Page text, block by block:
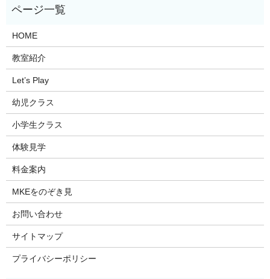
HOME
教室紹介
Let’s Play
幼児クラス
小学生クラス
体験見学
料金案内
MKEをのぞき見
お問い合わせ
サイトマップ
プライバシーポリシー